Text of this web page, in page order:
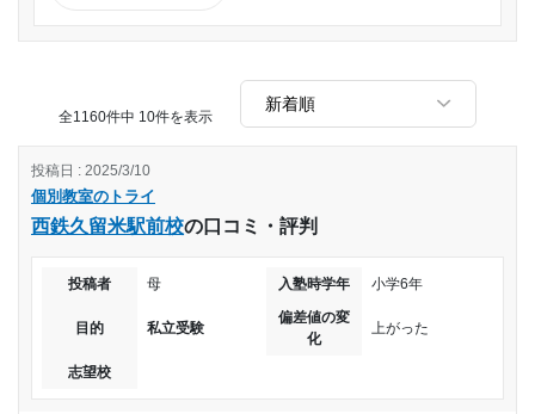
教えてくれるため、すぐに学ぶことができる。
他のところと比べるととても良いと思った。コストパフォー
改善してほしい点
個別というだけあってやはり高く、他の塾に比べて質の良い
授業だったとは思えないから。
低くしても良いのではないかともおもう。
料金はかなり高く、1教科増やすごとに料金の負担がかなり
大きくなる。料金に見合った指導してくれたかと言われる
と、当たり外れが多いとよく聞くので、何も言えない。
全1160件中 10件を表示
個別教室のトライ
西鉄久留米駅前校の口コミ・評判
投稿日 : 2025/3/10
投稿者 母 入塾時学年 小学6年
目的 私立受験
偏差値の変
化
上がった
志望校